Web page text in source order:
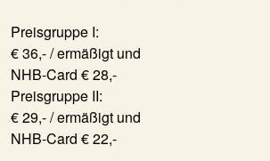
Preisgruppe I:
€ 36,- / ermäßigt und
NHB-Card € 28,-
Preisgruppe II:
€ 29,- / ermäßigt und
NHB-Card € 22,-